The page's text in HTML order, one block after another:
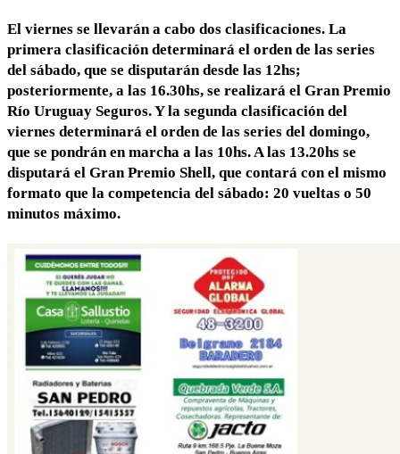
El viernes se llevarán a cabo dos clasificaciones. La
primera clasificación determinará el orden de las series
del sábado, que se disputarán desde las 12hs;
posteriormente, a las 16.30hs, se realizará el Gran Premio
Río Uruguay Seguros. Y la segunda clasificación del
viernes determinará el orden de las series del domingo,
que se pondrán en marcha a las 10hs. A las 13.20hs se
disputará el Gran Premio Shell, que contará con el mismo
formato que la competencia del sábado: 20 vueltas o 50
minutos máximo.